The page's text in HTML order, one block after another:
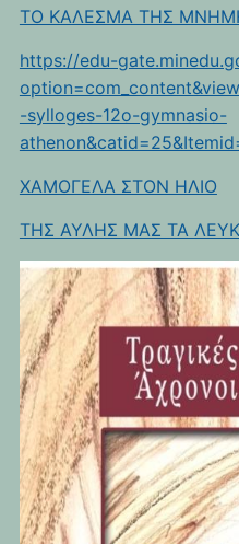
TO KAΛEΣΜΑ ΤΗΣ
https://edu-
-sylloges-12o-gymnasio-
ΧΑΜΟΓΕΛΑ ΣΤΟΝ ΗΛΙΟ
ΤΗΣ ΑΥΛΗΣ ΜΑΣ ΤΑ